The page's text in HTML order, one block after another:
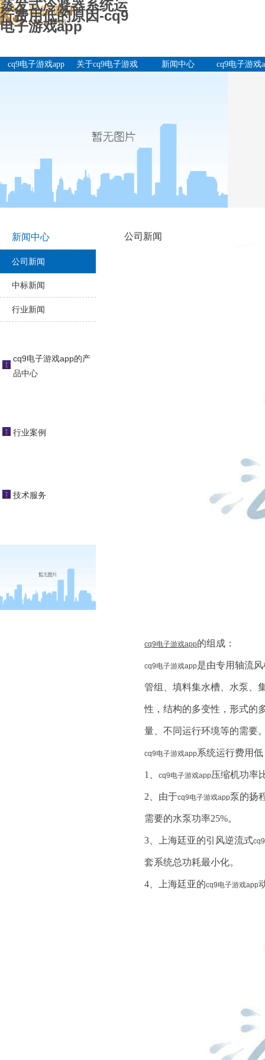
蒸发式冷凝器系统运
行费用低的原因-cq9
电子游戏app
cq9电子游戏app
关于cq9电子游戏
新闻中心
cq9电子游戏
新闻中心
公司新闻
中标新闻
行业新闻
cq9电子游戏app的产
品中心
行业案例
技术服务
公司新闻
cq9电子游戏app的组成：
cq9电子游戏app是由专用轴流
管组、填料集水槽、水泵、
性，结构的多变性，形式的
量、不同运行环境等的需要
cq9电子游戏app系统运行费用低
1、 cq9电子游戏app压缩机功率
2、 由于cq9电子游戏app泵的扬
需要的水泵功率25%。
3、 上海廷亚的引风逆流式
套系统总功耗最小化。
4、 上海廷亚的cq9电子游戏app